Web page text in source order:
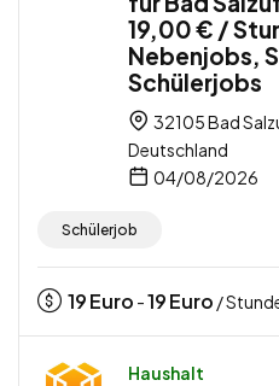
19,00 € /
Nebenjobs,
Schülerjobs
32105 Bad
Deutschland
04/08/2026
Schülerjob
19Euro -19Euro /
Haushalt